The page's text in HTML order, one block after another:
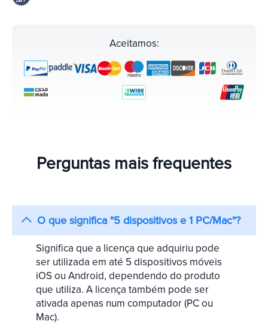
Aceitamos:
Perguntas mais frequentes
O que significa "5 dispositivos e 1 PC/Mac"?
Significa que a licença que adquiriu pode
ser utilizada em até 5 dispositivos móveis
iOS ou Android, dependendo do produto
que utiliza. A licença também pode ser
ativada apenas num computador (PC ou
Mac).